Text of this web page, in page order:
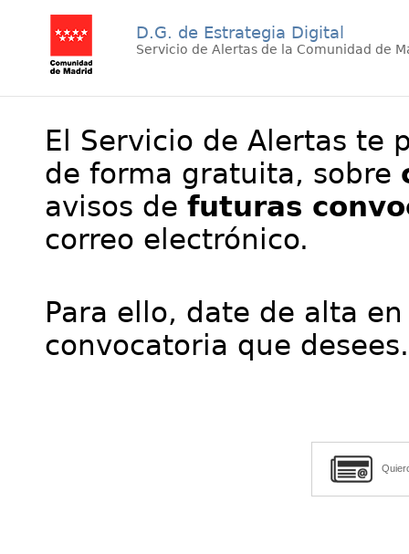
D.G. de Estrategia Digital
Servicio de Alertas de la Comunidad de
El Servicio de Alertas te
de forma gratuita, sobre
avisos de futuras
correo electrónico.
Para ello, date de alta
convocatoria que desees.